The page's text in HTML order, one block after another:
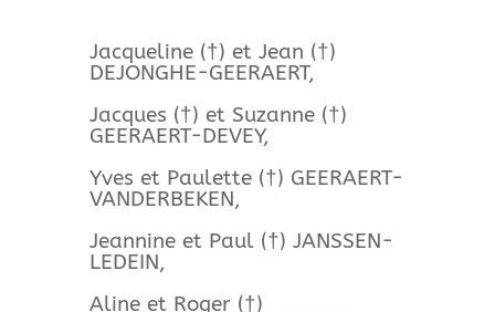
Jacqueline (†) et Jean (†)
DEJONGHE-GEERAERT,
Jacques (†) et Suzanne (†)
GEERAERT-DEVEY,
Yves et Paulette (†) GEERAERT-
VANDERBEKEN,
Jeannine et Paul (†) JANSSEN-
LEDEIN,
Aline et Roger (†)